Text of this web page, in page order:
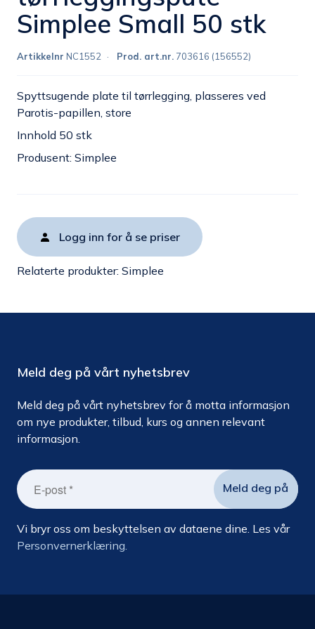
Simplee Small 50 stk
Artikkelnr NC1552 Prod. art.nr. 703616 (156552)
Spyttsugende plate til tørrlegging, plasseres ved
Parotis-papillen, store
Innhold 50 stk
Produsent: Simplee
Logg inn for å se priser
Relaterte produkter: Simplee
Meld deg på vårt nyhetsbrev
Meld deg på vårt nyhetsbrev for å motta informasjon
om nye produkter, tilbud, kurs og annen relevant
informasjon.
Vi bryr oss om beskyttelsen av dataene dine. Les vår
Personvernerklæring.